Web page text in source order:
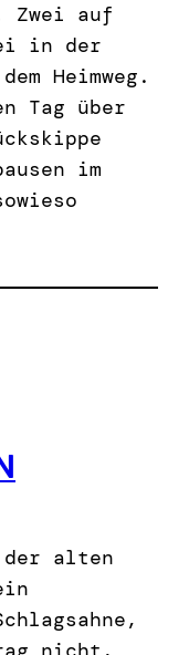
Zwei auf
in der
Heimweg.
Tag über
im
der alten